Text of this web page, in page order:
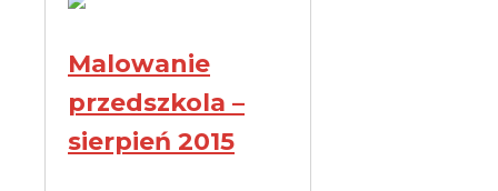
Malowanie
przedszkola –
sierpień 2015